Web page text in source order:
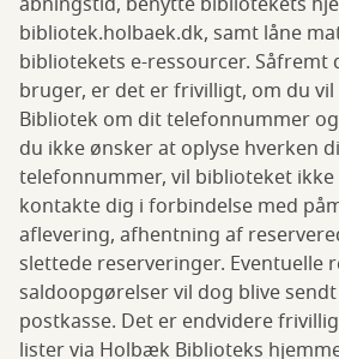
bibliotek.holbaek.dk, samt låne
bibliotekets e-ressourcer.
bruger, er det er frivilligt, om du
Bibliotek om dit telefonnummer
du ikke ønsker at oplyse hverken
telefonnummer, vil biblioteket
kontakte dig i forbindelse med
aflevering, afhentning af
slettede reserveringer. Eventuelle
saldoopgørelser vil dog blive
postkasse. Det er endvidere
lister via Holbæk Biblioteks